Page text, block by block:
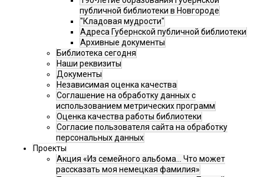
публичной библиотеки в Новгороде
"Кладовая мудрости"
Адреса Губернской публичной библиотеки
Архивные документы
Библиотека сегодня
Наши реквизиты
Документы
Независимая оценка качества
Соглашение на обработку данных с
использованием метрических программ
Оценка качества работы библиотеки
Согласие пользователя сайта на обработку
персональных данных
Проекты
Акция «Из семейного альбома... Что может
рассказать моя немецкая фамилия»